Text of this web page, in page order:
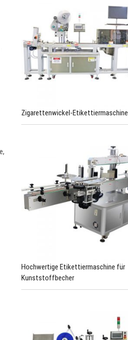
Zigarettenwickel-Etikettiermaschine
Hochwertige Etikettiermaschine für
Kunststoffbecher